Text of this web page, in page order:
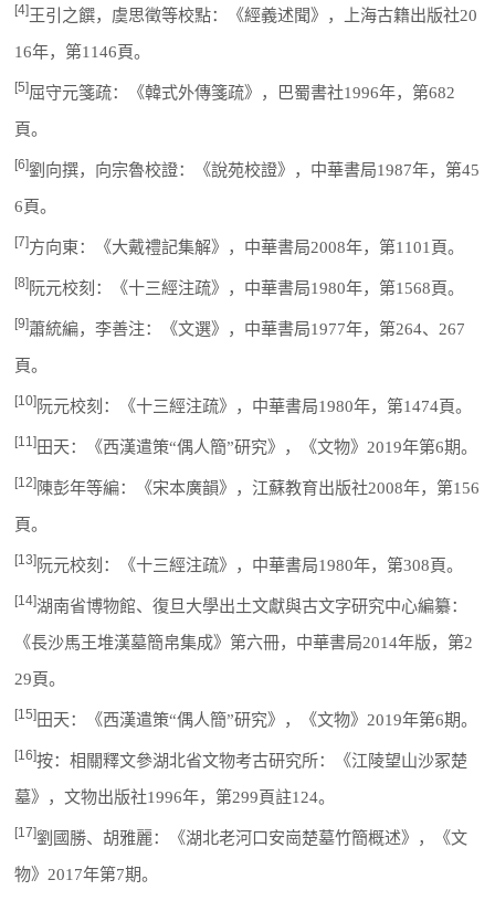
[4]王引之饌，虞思徵等校點：《經義述聞》，上海古籍出版社20
16年，第1146頁。
[5]屈守元箋疏：《韓式外傳箋疏》，巴蜀書社1996年，第682
頁。
[6]劉向撰，向宗魯校證：《說苑校證》，中華書局1987年，第45
6頁。
[7]方向東：《大戴禮記集解》，中華書局2008年，第1101頁。
[8] 阮元校刻：《十三經注疏》，中華書局1980年，第1568頁。
[9]蕭統編，李善注：《文選》，中華書局1977年，第264、267
頁。
[10] 阮元校刻：《十三經注疏》，中華書局1980年，第1474頁。
[11] 田天：《西漢遣策“偶人簡”研究》，《文物》2019年第6期。
[12] 陳彭年等編：《宋本廣韻》，江蘇教育出版社2008年，第156
頁。
[13] 阮元校刻：《十三經注疏》，中華書局1980年，第308頁。
[14]湖南省博物館、復旦大學出土文獻與古文字研究中心編纂：
《長沙馬王堆漢墓簡帛集成》第六冊，中華書局2014年版，第2
29頁。
[15] 田天：《西漢遣策“偶人簡”研究》，《文物》2019年第6期。
[16]按：相關釋文參湖北省文物考古研究所：《江陵望山沙冢楚
墓》，文物出版社1996年，第299頁註124。
[17]劉國勝、胡雅麗：《湖北老河口安崗楚墓竹簡概述》，《文
物》2017年第7期。